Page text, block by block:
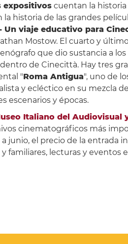
expositivoscuentan la historia
la historia de las grandes
Un viaje educativo para
Mostow. El cuarto y
que dio sustancia a
de Cinecittà. Hay tres
"Roma Antigua", uno de
y ecléctico en su mezcla
escenarios y épocas.
Italiano del Audiovisual
cinematográficos más
junio, el precio de la entrada
familiares, lecturas y eventos